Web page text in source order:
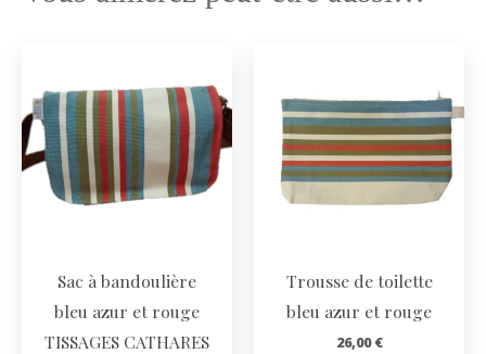
Sac à bandoulière
bleu azur et rouge
TISSAGES CATHARES
Trousse de toilette
bleu azur et rouge
26,00€